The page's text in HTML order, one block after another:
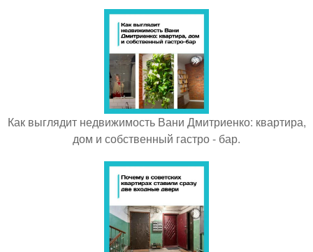
Как выглядит недвижимость Вани Дмитриенко: квартира,
дом и собственный гастро - бар.